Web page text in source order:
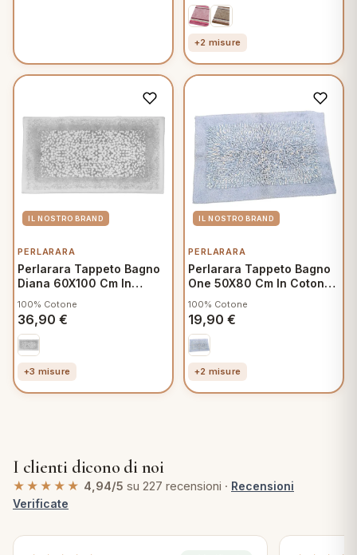
+2 misure
PERLARARA
Perlarara Tappeto Bagno
Diana 60X100 Cm In
100% Cotone
36,90 €
+3 misure
PERLARARA
Perlarara Tappeto Bagno
One 50X80 Cm In Cotone
100% Cotone
19,90 €
+2 misure
I clienti dicono di noi
★★★★★ 4,94/5 su 227 recensioni · Recensioni
Verificate